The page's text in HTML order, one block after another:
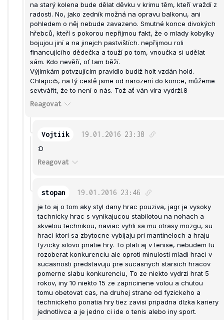
na starý kolena bude dělat děvku v krimu těm, kteří vraždí z
radosti. No, jako zedník možná na opravu balkonu, ani
pohledem o něj nebude zavazeno. Smutné konce divokých
hřebců, kteří s pokorou nepřijmou fakt, že o mlady kobylky
bojujou jiní a na jinejch pastvištích. nepřijmou roli
financujícího dědečka a touží po tom, vnoučka si udělat
sám. Kdo nevěří, oť tam běží.
Výjímkám potvzujícím pravidlo budiž holt vzdán hold.
Chlapci5, na tý cestě jsme od narození do konce, můžeme
sevtvářit, že to není o nás. Tož ať ván víra vydrží.8
Reagovat
Vojtiik 19.01.2016 23:38
:D
Reagovat
stopan 19.01.2016 23:46
je to aj o tom aky styl dany hrac pouziva, jagr je vysoky
tachnicky hrac s vynikajucou stabilotou na nohach a
skvelou technikou, naviac vyhli sa mu otrasy mozgu, su
hraci ktori sa zbytocne vybijaju pri mantineloch a hraju
fyzicky silovo pnatie hry. To plati aj v tenise, nebudem tu
rozoberat konkurenciu ale oproti minulosti mladi hraci v
sucasnosti predstavuju pre sucasnych starsich hracov
pomerne slabu konkurenciu, To ze niekto vydrzi hrat 5
rokov, iny 10 niekto 15 ze zapricinene volou a chutou
tomu obetovat cas, na druhej strane od fyzickeho a
technickeho ponatia hry tiez zavisi pripadna dlzka kariery
jednotlivca a je jedno ci ide o tenis alebo iny sport.